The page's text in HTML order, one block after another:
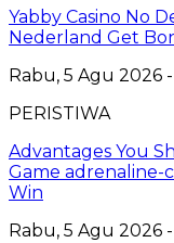
Yabby Casino No
Nederland Get
Rabu, 5 Agu 2026
PERISTIWA
Advantages You
Game adrenaline-
Win
Rabu, 5 Agu 2026